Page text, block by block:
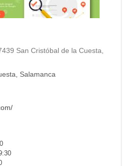
San Cristóbal de la Cuesta,
Salamanca